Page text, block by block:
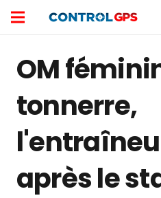
OM
tonnerre,
après le